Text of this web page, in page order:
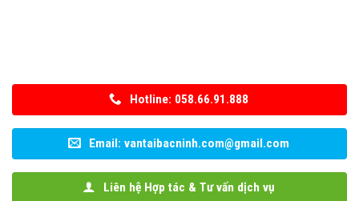
Hotline: 058.66.91.888
Email: vantaibacninh.com@gmail.com
Liên hệ Hợp tác & Tư vấn dịch vụ